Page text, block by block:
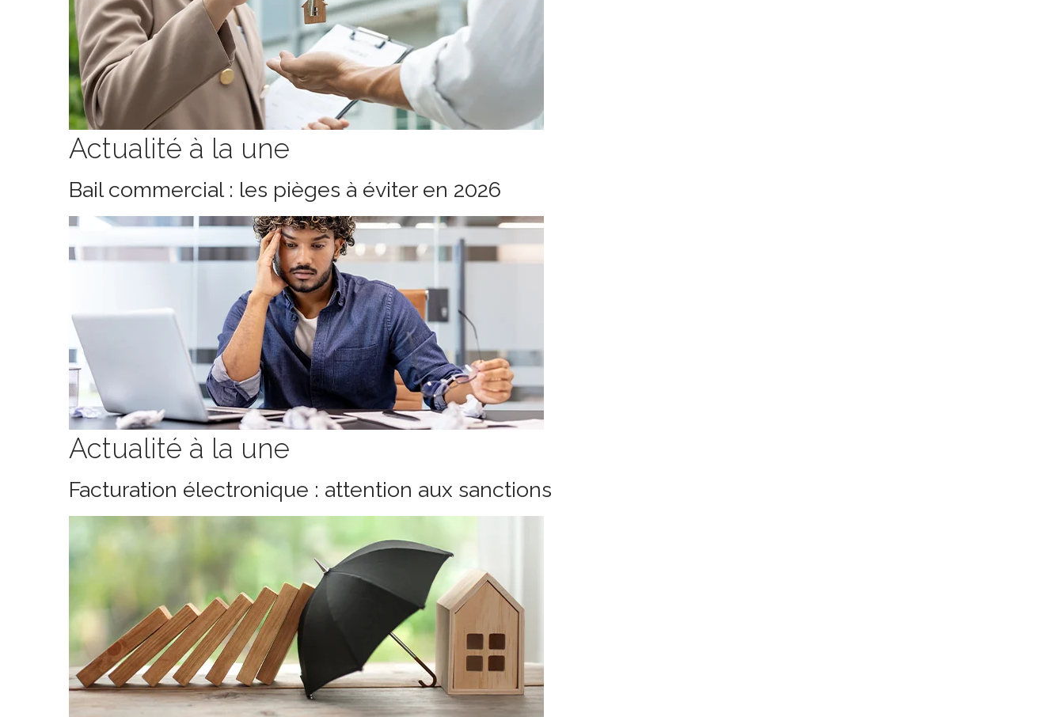
Actualité à la une
Bail commercial : les pièges à éviter en 2026
Actualité à la une
Facturation électronique : attention aux sanctions